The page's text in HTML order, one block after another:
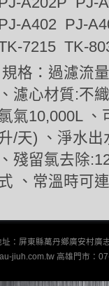
A402 PJ-
7215 TK-
規格：過濾流
、濾心材質:不
氣10,000L 、
/天) 、淨水出
、殘留氯去除
、常溫時可
：屏東縣萬丹鄉廣安村
jiuh.com.tw 高雄門市：